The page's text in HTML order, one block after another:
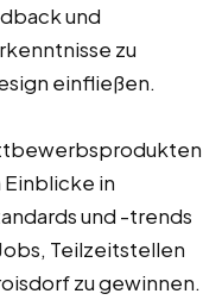
und
zu
einfließen.
Einblicke in
und -trends
Teilzeitstellen
zu gewinnen.